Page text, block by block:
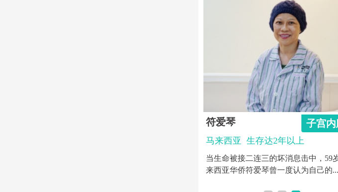
符爱琴 子宫
马来西亚 生存达2年以上
当生命被接二连三的坏消息击中，59
来西亚华侨符爱琴曾一度认为自己的...